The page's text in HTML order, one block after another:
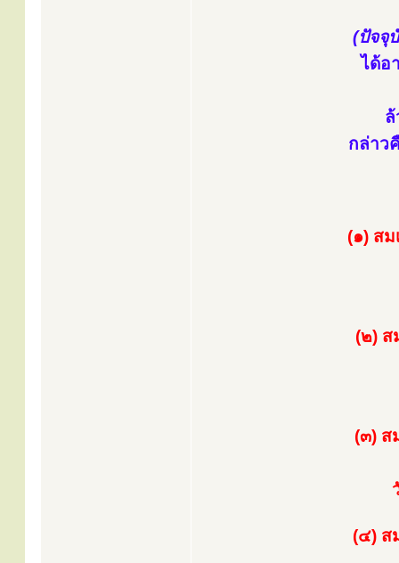
(ปัจจุ
ได้อ
ล้
กล่าว
(๑) ส
(๒) ส
(๓) ส
(๔) ส